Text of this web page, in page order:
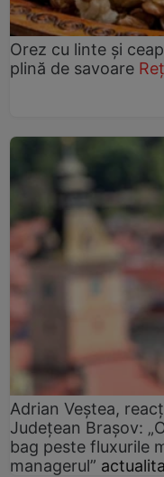
Orez cu linte și
plină de savoare
Adrian Veștea,
Județean Brașov:
bag peste fluxurile
managerul”